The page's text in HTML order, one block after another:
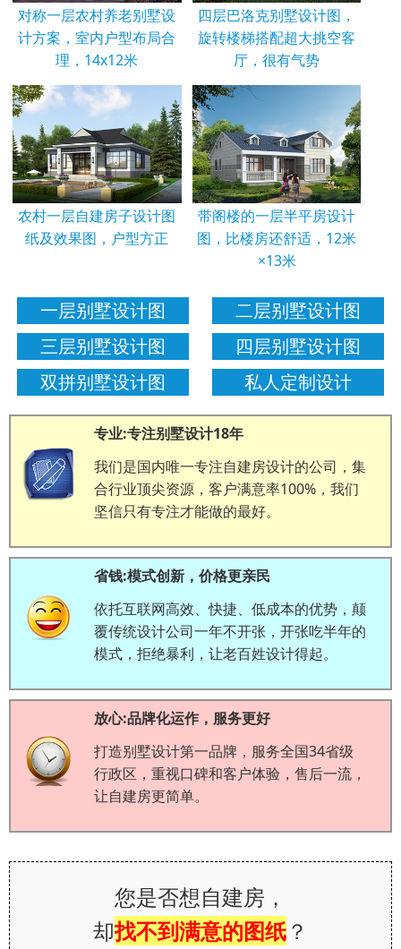
对称一层农村养老别墅设
计方案，室内户型布局合
理，14x12米
四层巴洛克别墅设计图，
旋转楼梯搭配超大挑空客
厅，很有气势
农村一层自建房子设计图
纸及效果图，户型方正
带阁楼的一层半平房设计
图，比楼房还舒适，12米
×13米
一层别墅设计图
二层别墅设计图
三层别墅设计图
四层别墅设计图
双拼别墅设计图
私人定制设计
专业:专注别墅设计18年
我们是国内唯一专注自建房设计的公司，集
合行业顶尖资源，客户满意率100%，我们
坚信只有专注才能做的最好。
省钱:模式创新，价格更亲民
依托互联网高效、快捷、低成本的优势，颠
覆传统设计公司一年不开张，开张吃半年的
模式，拒绝暴利，让老百姓设计得起。
放心:品牌化运作，服务更好
打造别墅设计第一品牌，服务全国34省级
行政区，重视口碑和客户体验，售后一流，
让自建房更简单。
您是否想自建房，
却找不到满意的图纸？